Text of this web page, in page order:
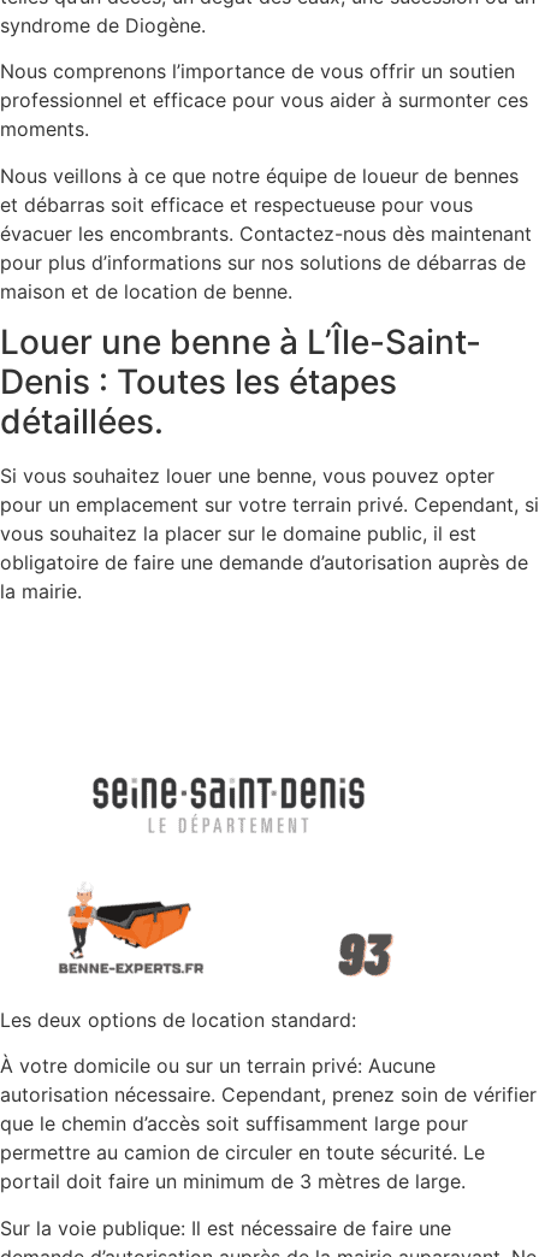
syndrome de Diogène.
Nous comprenons l’importance de vous offrir un soutien
professionnel et efficace pour vous aider à surmonter ces
moments.
Nous veillons à ce que notre équipe de loueur de bennes
et débarras soit efficace et respectueuse pour vous
évacuer les encombrants. Contactez-nous dès maintenant
pour plus d’informations sur nos solutions de débarras de
maison et de location de benne.
Louer une benne à L’Île-Saint-
Denis : Toutes les étapes
détaillées.
Si vous souhaitez louer une benne, vous pouvez opter
pour un emplacement sur votre terrain privé. Cependant, si
vous souhaitez la placer sur le domaine public, il est
obligatoire de faire une demande d’autorisation auprès de
la mairie.
Les deux options de location standard:
À votre domicile ou sur un terrain privé: Aucune
autorisation nécessaire. Cependant, prenez soin de vérifier
que le chemin d’accès soit suffisamment large pour
permettre au camion de circuler en toute sécurité. Le
portail doit faire un minimum de 3 mètres de large.
Sur la voie publique: Il est nécessaire de faire une